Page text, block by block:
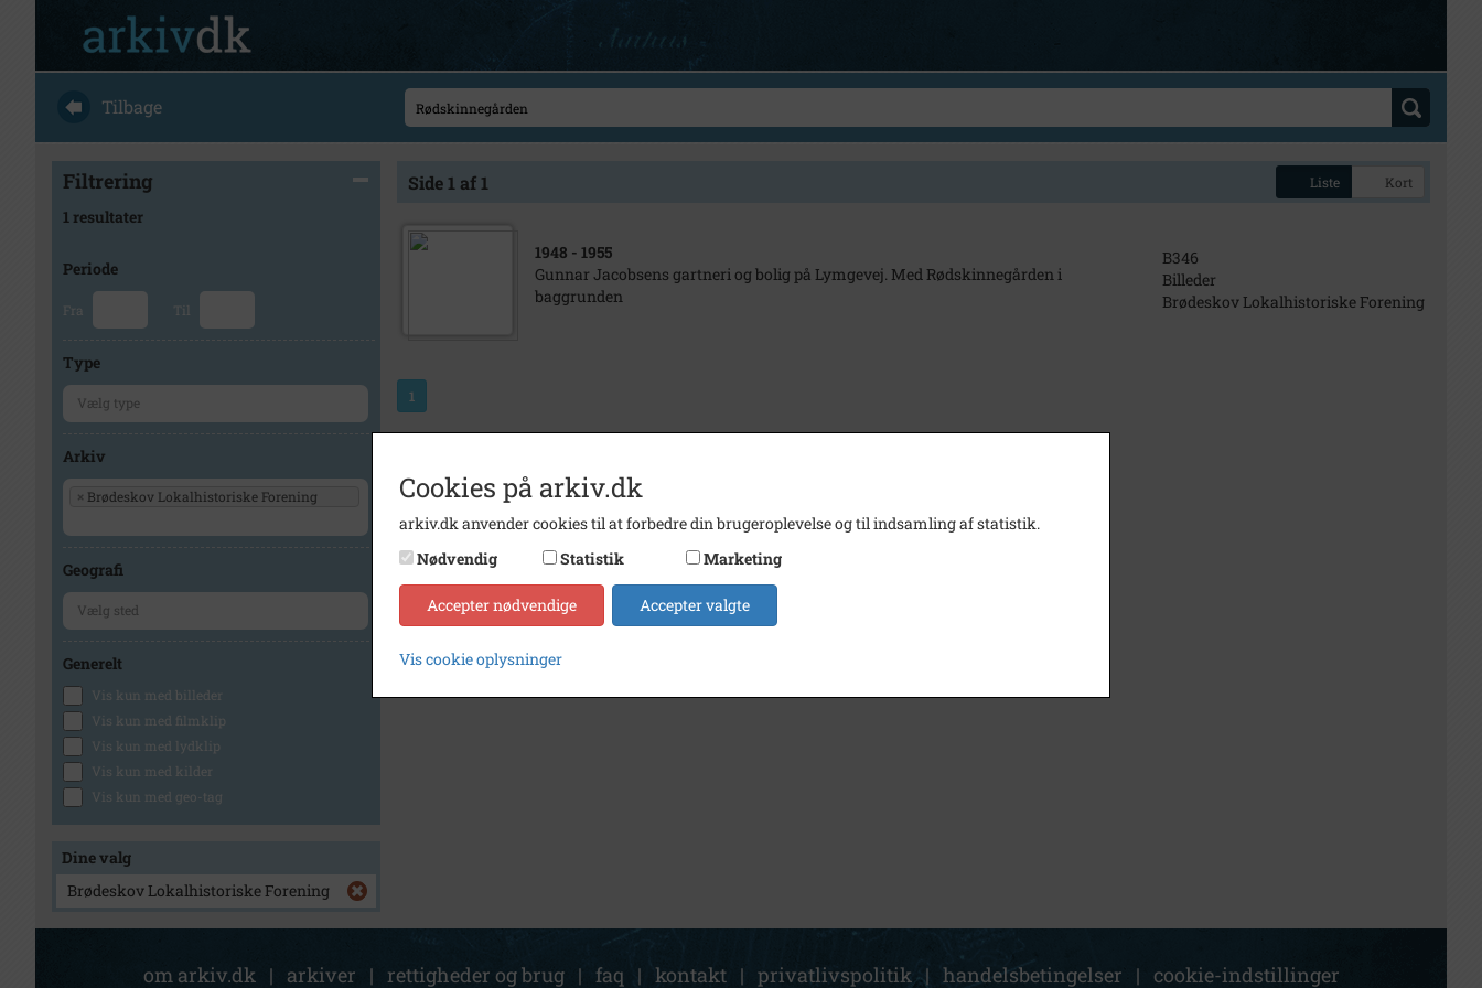
Tilbage
Filtrering
1 resultater
Periode
Fra Til
Type
Arkiv
× Brødeskov Lokalhistoriske Forening
Geografi
Generelt
Vis kun med billeder
Vis kun med filmklip
Vis kun med lydklip
Vis kun med kilder
Vis kun med geo-tag
Dine valg
Brødeskov Lokalhistoriske Forening
Side 1 af 1 Liste Kort
1948 - 1955
Gunnar Jacobsens gartneri og bolig på Lymgevej. Med Rødskinnegården i
baggrunden
B346
Billeder
Brødeskov Lokalhistoriske Forening
1
om arkiv.dk | arkiver | rettigheder og brug | faq | kontakt | privatlivspolitik | handelsbetingelser | cookie-indstillinger
Cookies på arkiv.dk
arkiv.dk anvender cookies til at forbedre din brugeroplevelse og til indsamling af statistik.
Nødvendig
Statistik Marketing
Accepter nødvendige Accepter valgte
Vis cookie oplysninger